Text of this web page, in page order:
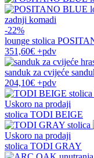
zadnji komadi
-22%
lounge stolica
351,60€ +pdv
sanduk za cvijeće
204,10€ +pdv
Uskoro na prodaji
stolica TODI BEIGE
Uskoro na prodaji
stolica TODI GRAY